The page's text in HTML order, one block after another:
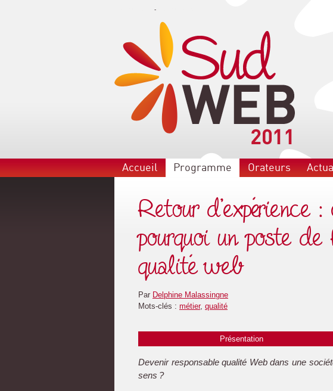
-
Accueil Programme Orateurs
Retour d'expérience
pourquoi un poste
qualité web
Par Delphine Malassingne
Mots-clés : métier, qualité
Présentation
Devenir responsable qualité Web dans une
sens ?